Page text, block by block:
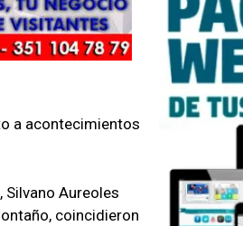
a acontecimientos
Silvano Aureoles
coincidieron